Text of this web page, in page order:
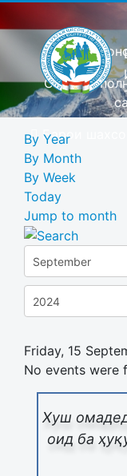
Это
Скачать
Барои
Хуш
оид ба
By Year
By Month
By Week
Today
Jump to month
Friday, 15
No events were